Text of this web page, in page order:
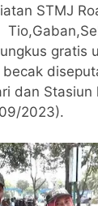
STMJ
gratis
dan Stasiun
2023).